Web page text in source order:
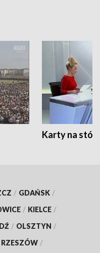
Karty na
/ GDAŃSK /
/ KIELCE /
/ OLSZTYN /
RZESZÓW /